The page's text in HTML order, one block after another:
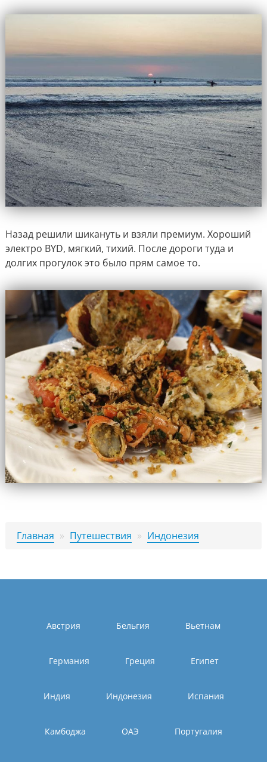
Назад решили шикануть и взяли премиум. Хороший
электро BYD, мягкий, тихий. После дороги туда и
долгих прогулок это было прям самое то.
Главная » Путешествия » Индонезия
Австрия Бельгия Вьетнам
Германия Греция Египет
Индия Индонезия Испания
Камбоджа ОАЭ Португалия